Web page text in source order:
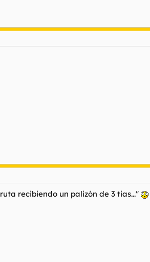
recibiendo un palizón de 3 tias..."